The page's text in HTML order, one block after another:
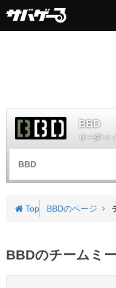
BBD
リーダー:
BBD
Top BBDのページ
BBDのチームミ